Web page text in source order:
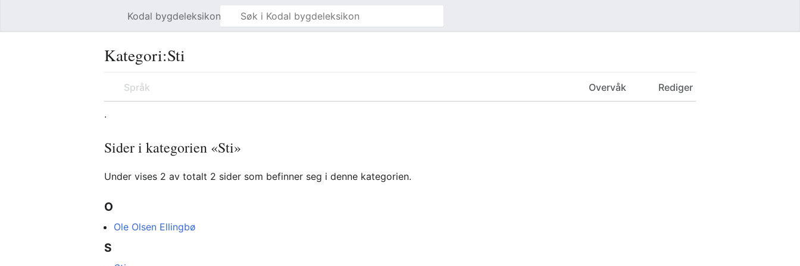
Kodal bygdeleksikon
Kategori:Sti
Språk Overvåk Rediger
.
Sider i kategorien «Sti»
Under vises 2 av totalt 2 sider som befinner seg i denne kategorien.
O
Ole Olsen Ellingbø
S